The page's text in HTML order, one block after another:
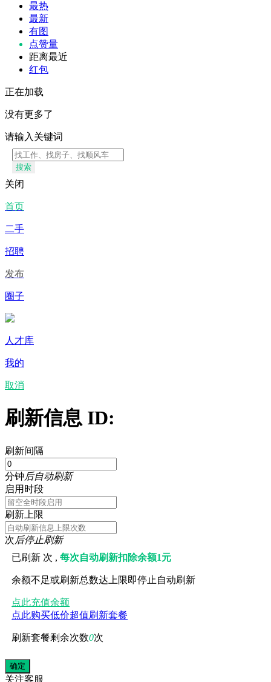
最热
最新
有图
点赞量
距离最近
红包
正在加载
没有更多了
请输入关键词
搜索
关闭
首页
二手
招聘
发布
圈子
人才库
我的
取消
刷新信息 ID:
刷新间隔
分钟后自动刷新
启用时段
刷新上限
次后停止刷新
已刷新 次 ,每次自动刷新扣除余额1元
余额不足或刷新总数达上限即停止自动刷新
点此充值余额
点此购买低价超值刷新套餐
刷新套餐剩余次数0次
关注客服